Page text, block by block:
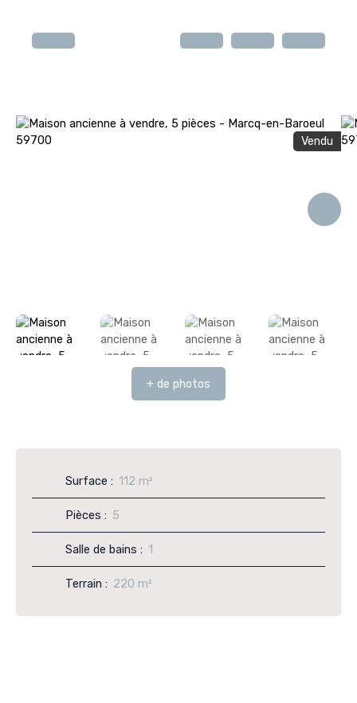
Vendu
+ de photos
Surface : 112 m²
Pièces : 5
Salle de bains : 1
Terrain : 220 m²